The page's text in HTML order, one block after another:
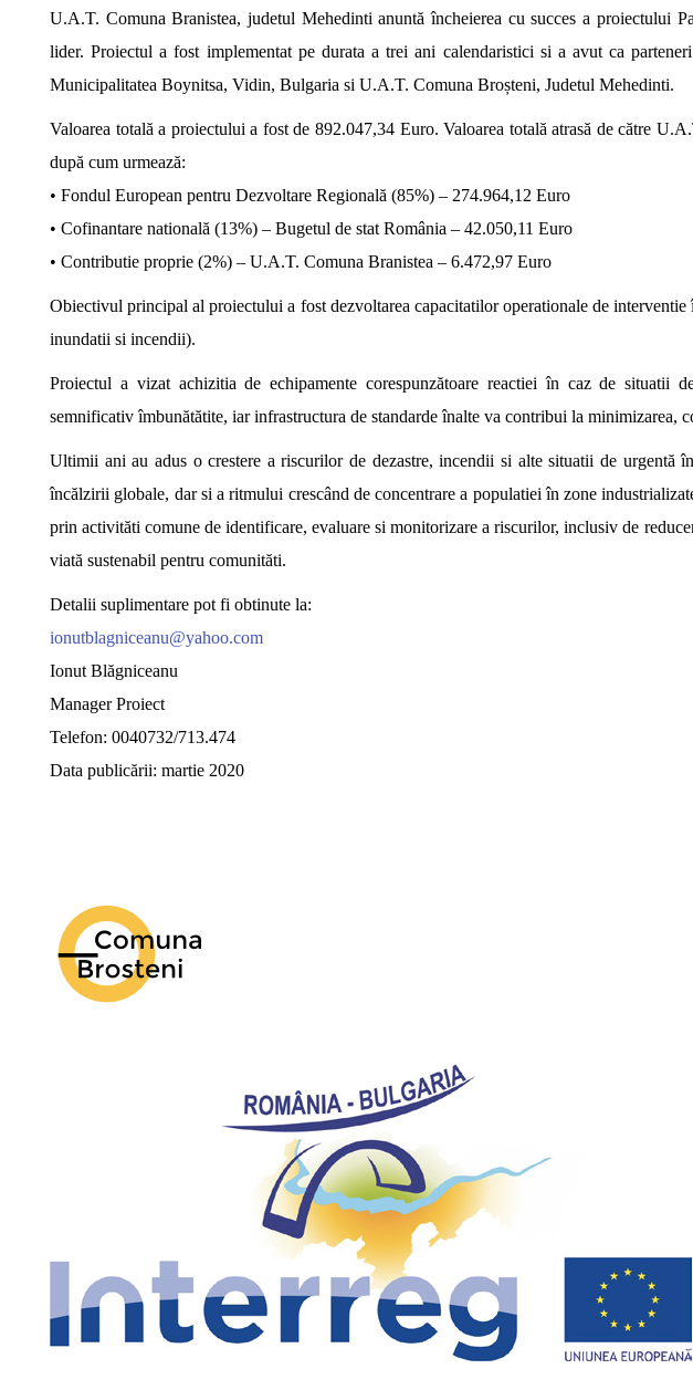
U.A.T. Comuna Branistea, judetul Mehedinti anuntă încheierea cu succesa proiectului
lider. Proiectul afost implementat pe durata a trei ani calendaristici si a avut ca
Municipalitatea Boynitsa, Vidin, Bulgaria si U.A.T. Comuna Broșteni, Judetul Mehedinti.
Valoarea totală a proiectului a fost de 892.047,34 Euro. Valoarea totalăatrasă de către
după cum urmează:
• Fondul European pentru Dezvoltare Regională (85%) – 274.964,12 Euro
• Cofinantare natională (13%) – Bugetul de stat România – 42.050,11 Euro
• Contributie proprie (2%) – U.A.T. Comuna Branistea – 6.472,97 Euro
Obiectivul principal al proiectului a fost dezvoltarea capacitatilor operationale deinterventie
inundatii si incendii).
Proiectul a vizat achizitia de echipamente corespunzătoare reactiei în caz de situatii
semnificativ îmbunătătite, iar infrastructura de standarde înalte va contribui la minimizarea,
Ultimii ani au adus o crestere a riscurilor de dezastre, incendii si alte situatii de urgentă
încălzirii globale, dar si a ritmului crescând de concentrare a populatiei în zone
prin activităti comune de identificare, evaluare si monitorizare a riscurilor, inclusiv de
viată sustenabil pentru comunităti.
Detalii suplimentare pot fi obtinute la:
ionutblagniceanu@yahoo.com
Ionut Blăgniceanu
Manager Proiect
Telefon: 0040732/713.474
Data publicării: martie 2020